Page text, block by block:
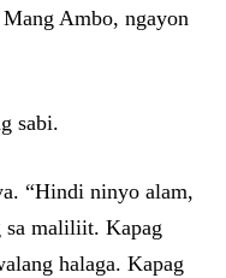
Ambo, ngayon
sabi.
“Hindi ninyo alam,
maliliit. Kapag
halaga. Kapag